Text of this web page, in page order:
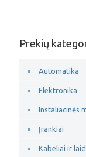
Prekių
Automatika
Elektronika
Instaliacinės
Įrankiai
Kabeliai ir